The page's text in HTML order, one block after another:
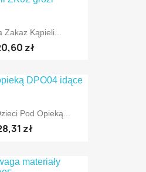
Zakaz Kąpieli...
zł
Pod Opieką...
zł